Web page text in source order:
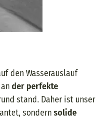
den Wasserauslauf
der perfekte
stand. Daher ist unser
sondern solide